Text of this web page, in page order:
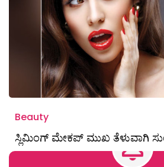
Beauty
ಸ್ಲಿಮಿಂಗ್‌ ಮೇಕಪ್‌ ಮುಖ ತೆಳುವಾಗಿ